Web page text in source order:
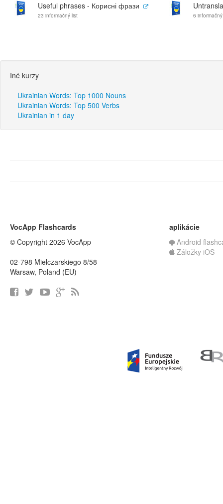
Useful phrases - Корисні фрази
23 informačný list 6
Iné kurzy
Ukrainian Words: Top 1000 Nouns
Ukrainian Words: Top 500 Verbs
Ukrainian in 1 day
VocApp Flashcards
© Copyright 2026 VocApp
02-798 Mielczarskiego 8/58
Warsaw, Poland (EU)
aplikácie
Android
Záložky iOS